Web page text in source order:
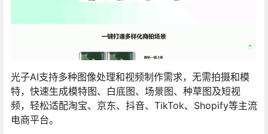
光子AI支持多种图像处理和视频制作需求，无需拍摄和模
特，快速生成模特图、白底图、场景图、种草图及短视
频，轻松适配淘宝、京东、抖音、TikTok、Shopify等主流
电商平台。